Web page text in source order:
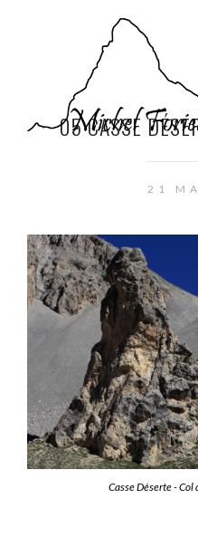
05 CASSE
21
Casse Déserte -